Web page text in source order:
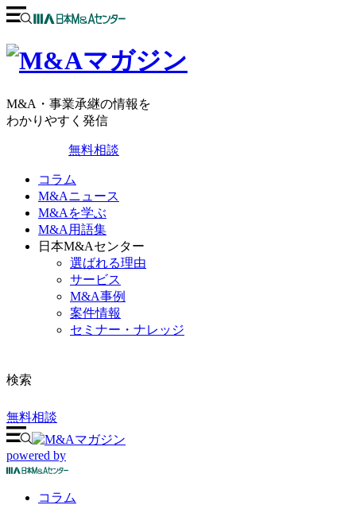
M&A・事業承継の情報を
わかりやすく発信
無料相談
コラム
M&Aニュース
M&Aを学ぶ
M&A用語集
日本M&Aセンター
選ばれる理由
サービス
M&A事例
案件情報
セミナー・ナレッジ
検索
無料相談
powered by
コラム